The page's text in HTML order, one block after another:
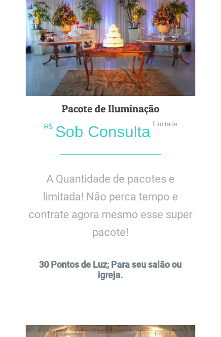
Pacote de Iluminação
R$ Sob Consulta Limitada
A Quantidade de pacotes e
limitada! Não perca tempo e
contrate agora mesmo esse super
pacote!
30 Pontos de Luz; Para seu salão ou
igreja.